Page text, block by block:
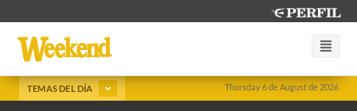
Thursday 6 de August de 2026
TEMAS DEL DÍA